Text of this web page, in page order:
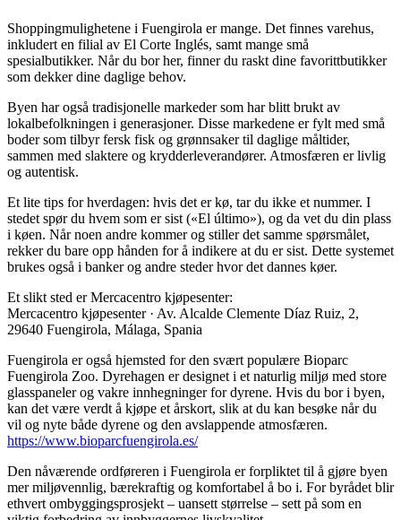
Shoppingmulighetene i Fuengirola er mange. Det finnes varehus,
inkludert en filial av El Corte Inglés, samt mange små
spesialbutikker. Når du bor her, finner du raskt dine favorittbutikker
som dekker dine daglige behov.
Byen har også tradisjonelle markeder som har blitt brukt av
lokalbefolkningen i generasjoner. Disse markedene er fylt med små
boder som tilbyr fersk fisk og grønnsaker til daglige måltider,
sammen med slaktere og krydderleverandører. Atmosfæren er livlig
og autentisk.
Et lite tips for hverdagen: hvis det er kø, tar du ikke et nummer. I
stedet spør du hvem som er sist («El último»), og da vet du din plass
i køen. Når noen andre kommer og stiller det samme spørsmålet,
rekker du bare opp hånden for å indikere at du er sist. Dette systemet
brukes også i banker og andre steder hvor det dannes køer.
Et slikt sted er Mercacentro kjøpesenter:
Mercacentro kjøpesenter · Av. Alcalde Clemente Díaz Ruiz, 2,
29640 Fuengirola, Málaga, Spania
Fuengirola er også hjemsted for den svært populære Bioparc
Fuengirola Zoo. Dyrehagen er designet i et naturlig miljø med store
glasspaneler og vakre innhegninger for dyrene. Hvis du bor i byen,
kan det være verdt å kjøpe et årskort, slik at du kan besøke når du
vil og nyte både dyrene og den avslappende atmosfæren.
https://www.bioparcfuengirola.es/
Den nåværende ordføreren i Fuengirola er forpliktet til å gjøre byen
mer miljøvennlig, bærekraftig og komfortabel å bo i. For byrådet blir
ethvert ombyggingsprosjekt – uansett størrelse – sett på som en